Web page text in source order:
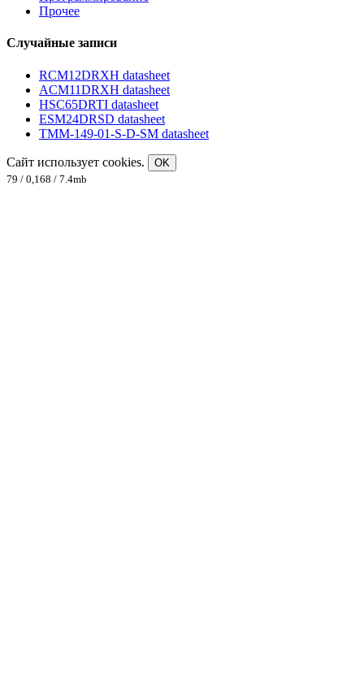
Прочее
Случайные записи
RCM12DRXH datasheet
ACM11DRXH datasheet
HSC65DRTI datasheet
ESM24DRSD datasheet
TMM-149-01-S-D-SM datasheet
Сайт использует cookies.
OK
79 / 0,168 / 7.4mb